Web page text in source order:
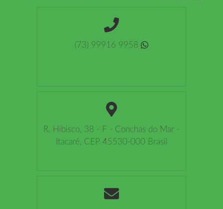
(73) 99916 9958
R. Hibisco, 38 - F - Conchas do Mar -
Itacaré, CEP 45530-000 Brasil